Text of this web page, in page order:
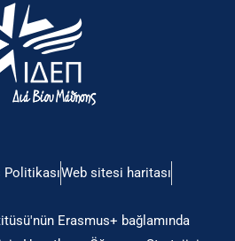
Web sitesi haritası
Erasmus+ bağlamında